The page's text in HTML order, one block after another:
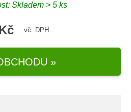
Skladem > 5 ks
vč. DPH
»